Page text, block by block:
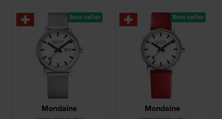
Mondaine
Best-seller
Mondaine
Best-seller